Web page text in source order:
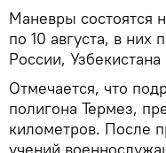
Маневры состоятся
по 10 августа, в них
России,
Отмечается, что
полигона Термез,
километров. После
учений